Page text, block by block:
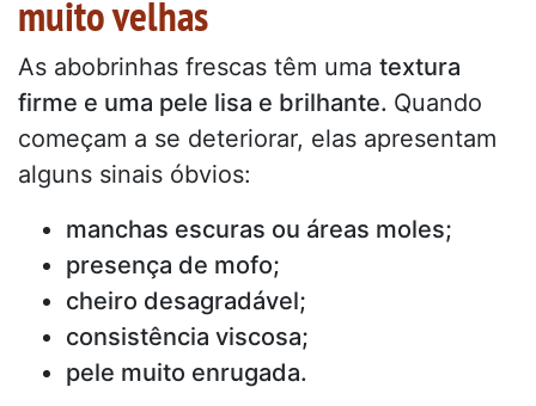
muito velhas
As abobrinhas frescas têm uma textura
firme e uma pele lisa e brilhante. Quando
começam a se deteriorar, elas apresentam
alguns sinais óbvios:
manchas escuras ou áreas moles;
presença de mofo;
cheiro desagradável;
consistência viscosa;
pele muito enrugada.